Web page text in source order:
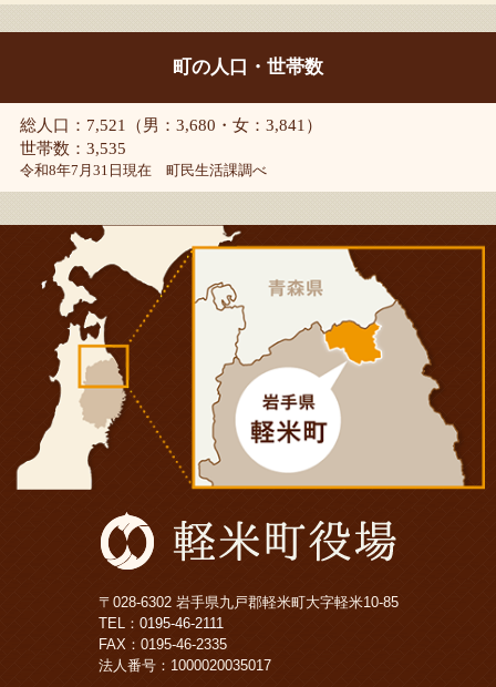
町の人口・世帯数
総人口：7,521（男：3,680・女：3,841）
世帯数：3,535
令和8年7月31日現在 町民生活課調べ
〒028-6302 岩手県九戸郡軽米町大字軽米10-85
TEL： 0195-46-2111
FAX：0195-46-2335
法人番号：1000020035017